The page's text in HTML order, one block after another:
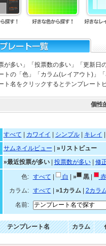
が多い」「投票数の多い」「更新日
トの「色」「カラム(レイアウト)」
ト名をクリックするとテンプレート
個性
すべて カワイイ シンプル| キレイ
サムネイルビュー
»リストビュー
»最近投票が多い| 投票数が多い| 修
色: すべて 白 » 黒| 赤
カラム:
すべて »1カラム| 2カラ
名前:
テンプレート名 カラム